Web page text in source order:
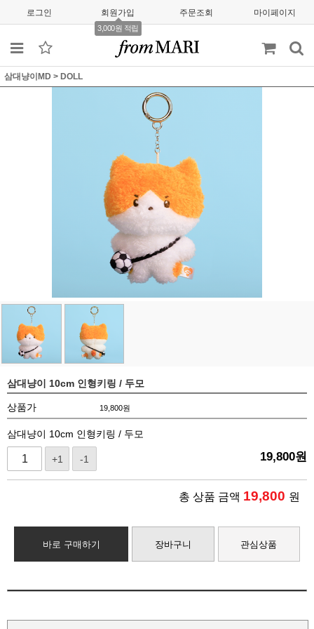
로그인 회원가입
3,000원 적립
주문조회 마이페이지
삼대냥이MD > DOLL
삼대냥이 10cm 인형키링 / 두모
상품가 19,800원
삼대냥이 10cm 인형키링 / 두모
+1 -1 19,800원
총 상품 금액 19,800 원
바로 구매하기 장바구니 관심상품